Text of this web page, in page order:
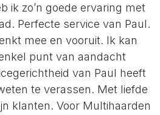
ik zo’n goede ervaring met
Perfecte service van Paul.
mee en vooruit. Ik kan
punt van aandacht
van Paul heeft
te verassen. Met liefde
klanten. Voor Multihaarden